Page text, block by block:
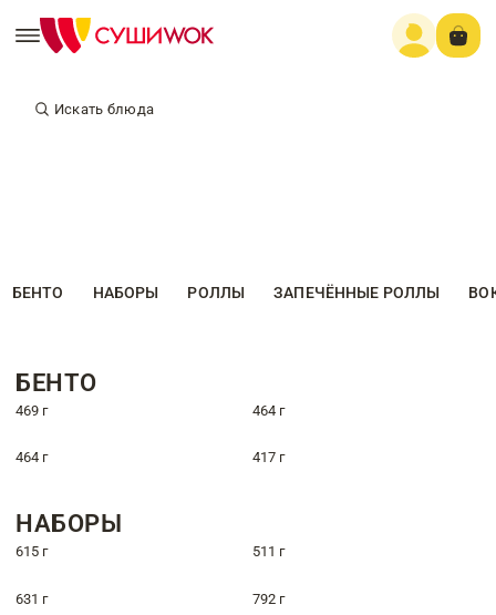
Искать блюда
БЕНТО НАБОРЫ РОЛЛЫ ЗАПЕЧЁННЫЕ РОЛЛЫ
БЕНТО
469 г 464 г
464 г 417 г
НАБОРЫ
615 г 511 г
631 г 792 г